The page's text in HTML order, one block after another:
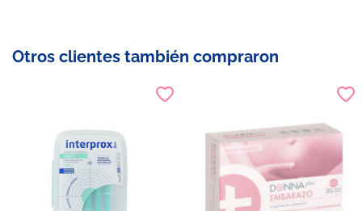
Otros clientes también compraron